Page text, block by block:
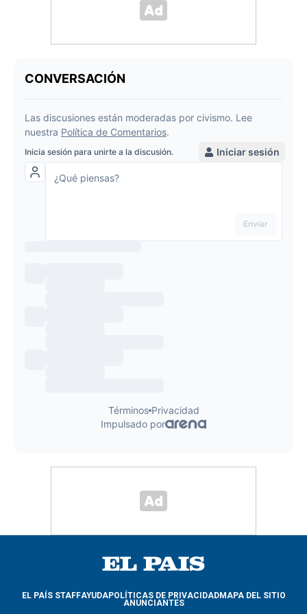
EL PAÍS STAFFAYUDAPOLÍTICAS DE PRIVACIDADMAPA DEL SITIO
ANUNCIANTES